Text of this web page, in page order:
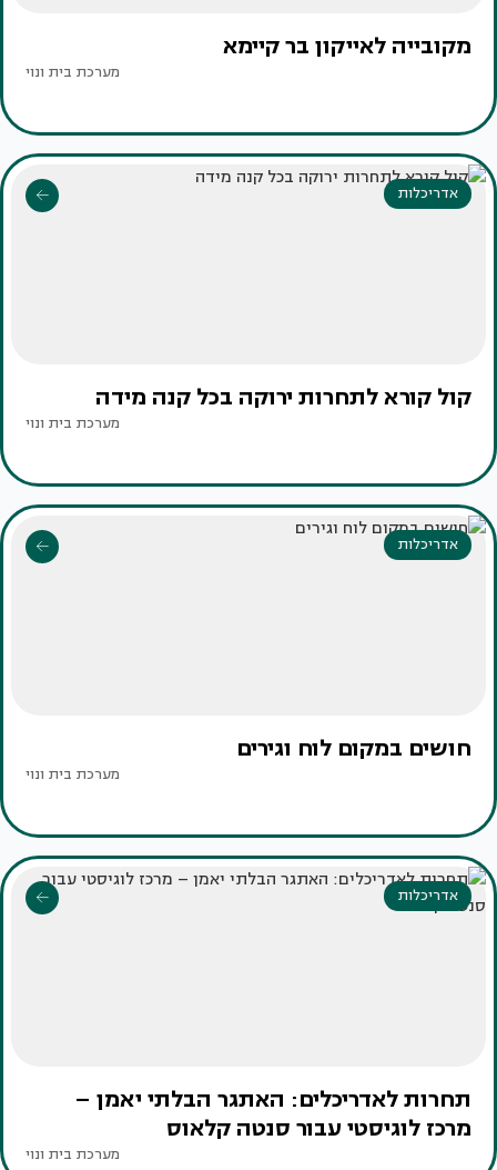
מקובייה לאייקון בר קיימא
מערכת בית ונוי
אדריכלות
קול קורא לתחרות ירוקה בכל קנה מידה
מערכת בית ונוי
אדריכלות
חושים במקום לוח וגירים
מערכת בית ונוי
אדריכלות
תחרות לאדריכלים: האתגר הבלתי יאמן –
מרכז לוגיסטי עבור סנטה קלאוס
מערכת בית ונוי